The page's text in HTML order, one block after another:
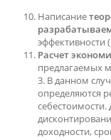
Написание
эффективности
Расчет
предлагаемых
3. В данном
определяются
доходности,